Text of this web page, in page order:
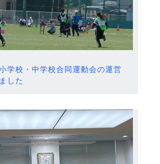
学校・中学校合同運動会の運営
した